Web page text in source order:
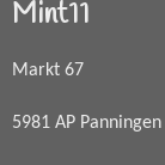
Mint11
Markt 67
5981 AP Panningen